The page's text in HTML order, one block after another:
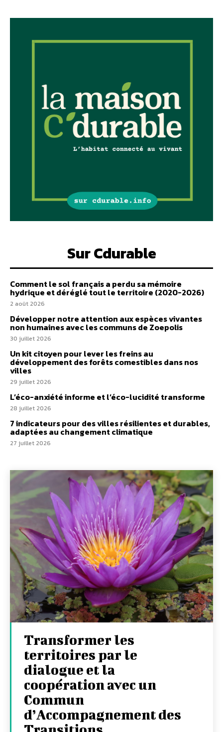
Sur Cdurable
Comment le sol français a perdu sa mémoire
hydrique et déréglé tout le territoire (2020-2026)
2 août 2026
Développer notre attention aux espèces vivantes
non humaines avec les communs de Zoepolis
30 juillet 2026
Un kit citoyen pour lever les freins au
développement des forêts comestibles dans nos
villes
29 juillet 2026
L’éco-anxiété informe et l’éco-lucidité transforme
28 juillet 2026
7 indicateurs pour des villes résilientes et durables,
adaptées au changement climatique
27 juillet 2026
Transformer les
territoires par le
dialogue et la
coopération avec un
Commun
d’Accompagnement des